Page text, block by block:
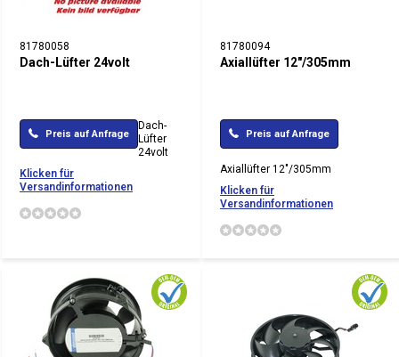
81780058
Dach-Lüfter 24volt
Preis auf Anfrage
Dach-
Lüfter
24volt
Klicken für
Versandinformationen
81780094
Axiallüfter 12"/305mm
Preis auf Anfrage
Axiallüfter 12"/305mm
Klicken für
Versandinformationen